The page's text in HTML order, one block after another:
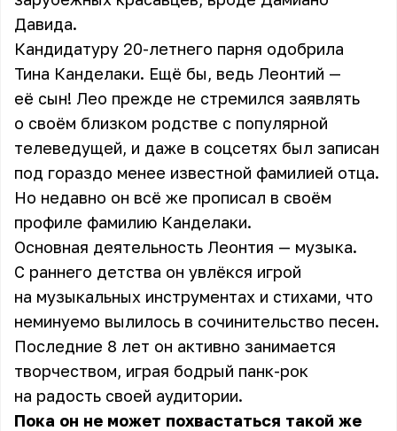
Давида.
Кандидатуру 20-летнего парня одобрила
Тина Канделаки. Ещё бы, ведь Леонтий —
её сын! Лео прежде не стремился заявлять
о своём близком родстве с популярной
телеведущей, и даже в соцсетях был записан
под гораздо менее известной фамилией отца.
Но недавно он всё же прописал в своём
профиле фамилию Канделаки.
Основная деятельность Леонтия — музыка.
С раннего детства он увлёкся игрой
на музыкальных инструментах и стихами, что
неминуемо вылилось в сочинительство песен.
Последние 8 лет он активно занимается
творчеством, играя бодрый панк-рок
на радость своей аудитории.
Пока он не может похвастаться такой же